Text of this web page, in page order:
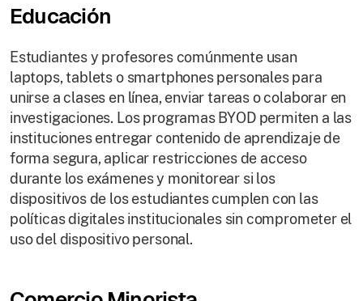
Educación
Estudiantes y profesores comúnmente usan
laptops, tablets o smartphones personales para
unirse a clases en línea, enviar tareas o colaborar en
investigaciones. Los programas BYOD permiten a las
instituciones entregar contenido de aprendizaje de
forma segura, aplicar restricciones de acceso
durante los exámenes y monitorear si los
dispositivos de los estudiantes cumplen con las
políticas digitales institucionales sin comprometer el
uso del dispositivo personal.